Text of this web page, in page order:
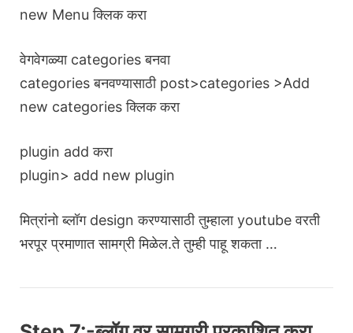
new Menu क्लिक करा
वेगवेगळ्या categories बनवा
categories बनवण्यासाठी post>categories >Add
new categories क्लिक करा
plugin add करा
plugin> add new plugin
मित्रांनो ब्लॉग design करण्यासाठी तुम्हाला youtube वरती
भरपूर प्रमाणात सामग्री मिळेल.ते तुम्ही पाहू शकता …